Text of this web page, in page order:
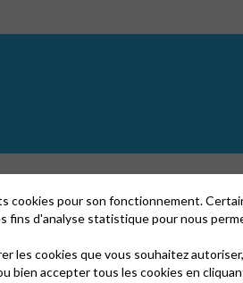
est d’aider chaque Église locale à
locales, qui le souhaitent, à mettre en
en direction d’un public externe à
cookies pour son fonctionnement.
fins d'analyse statistique pour nous
les cookies que vous souhaitez
bien accepter tous les cookies en